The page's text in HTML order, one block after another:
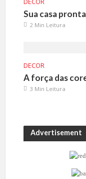
Sua casa
2 Min Leitura
DECOR
A força das
3 Min Leitura
Advertisement